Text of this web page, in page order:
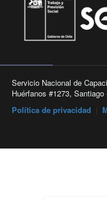
Servicio Nacional de
Huérfanos #1273,
Política de privacidad